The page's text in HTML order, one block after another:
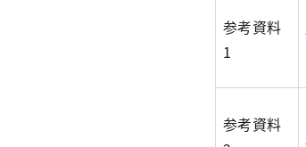
参考資料
1
参考資料